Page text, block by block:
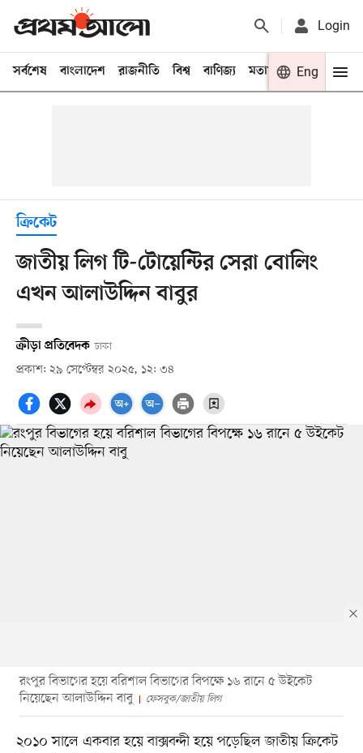
Login
সর্বশেষ বাংলাদেশ রাজনীতি বিশ্ব বাণিজ্য মতামত খেলা
Eng
ক্রিকেট
জাতীয় লিগ টি-টোয়েন্টির সেরা বোলিং
এখন আলাউদ্দিন বাবুর
ক্রীড়া প্রতিবেদক ঢাকা
প্রকাশ: ২৯ সেপ্টেম্বর ২০২৫, ১২: ৩৪
রংপুর বিভাগের হয়ে বরিশাল বিভাগের বিপক্ষে ১৬ রানে ৫ উইকেট
নিয়েছেন আলাউদ্দিন বাবু
ফেসবুক/জাতীয় লিগ
২০১০ সালে একবার হয়ে বাক্সবন্দী হয়ে পড়েছিল জাতীয় ক্রিকেট